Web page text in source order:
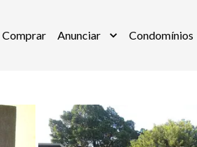
Comprar Anunciar Condomínios